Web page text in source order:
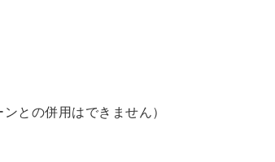
との併用はできません）